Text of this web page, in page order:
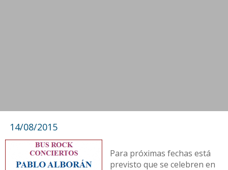
14/08/2015
Para próximas fechas está
previsto que se celebren en